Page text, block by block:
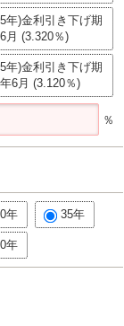
年)金利引き下げ期
(3.320％)
年)金利引き下げ期
6月 (3.120％)
％
年 35年
年